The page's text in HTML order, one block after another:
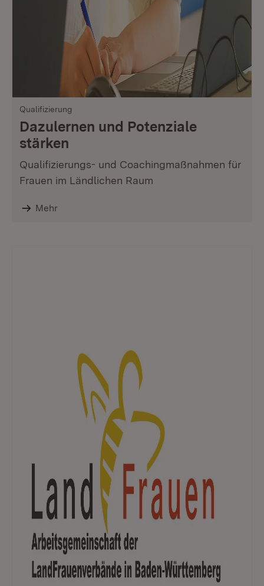
Qualifizierung
Dazulernen und Potenziale
stärken
Qualifizierungs- und Coachingmaßnahmen für
Frauen im Ländlichen Raum
Mehr